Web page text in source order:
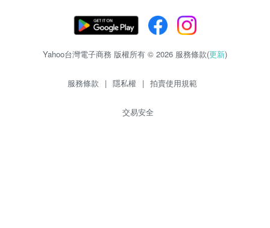
Yahoo台灣電子商務 版權所有 © 2026 服務條款(更新)
服務條款 | 隱私權 | 拍賣使用規範
交易安全